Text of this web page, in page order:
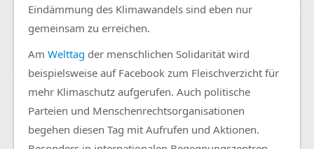
Eindämmung des Klimawandels sind eben nur
gemeinsam zu erreichen.
Am Welttag der menschlichen Solidarität wird
beispielsweise auf Facebook zum Fleischverzicht für
mehr Klimaschutz aufgerufen. Auch politische
Parteien und Menschenrechtsorganisationen
begehen diesen Tag mit Aufrufen und Aktionen.